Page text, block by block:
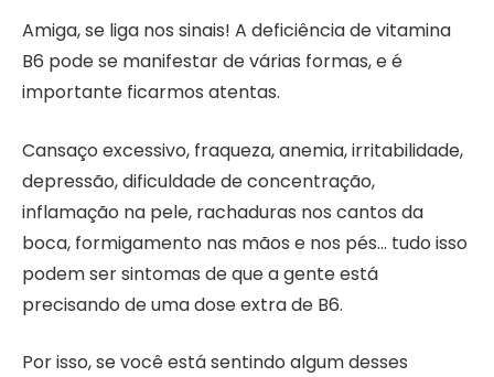
Amiga, se liga nos sinais! A deficiência de vitamina
B6 pode se manifestar de várias formas, e é
importante ficarmos atentas.
Cansaço excessivo, fraqueza, anemia, irritabilidade,
depressão, dificuldade de concentração,
inflamação na pele, rachaduras nos cantos da
boca, formigamento nas mãos e nos pés… tudo isso
podem ser sintomas de que a gente está
precisando de uma dose extra de B6.
Por isso, se você está sentindo algum desses